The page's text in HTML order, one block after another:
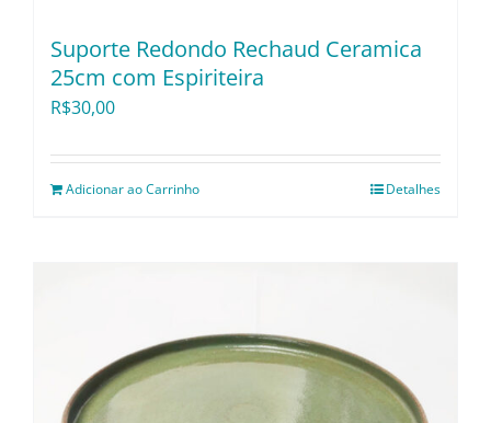
Suporte Redondo Rechaud Ceramica
25cm com Espiriteira
R$30,00
Adicionar ao Carrinho Detalhes